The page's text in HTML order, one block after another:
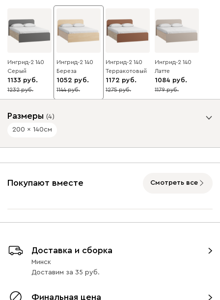
Ингрид-2 140
Серый
1133
8
1232
Ингрид-2 140
Береза
1052
8
1144
Ингрид-2 140
Терракотовый
1172
8
1275
Ингрид-2 140
Латте
1084
8
1179
Размеры (4)
200 x 140см
Покупают вместе Смотреть все
Доставка и сборка
Минск
Доставим за 35
Финальная цена